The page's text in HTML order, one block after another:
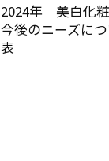
2024年 美白化
今後のニーズに
表